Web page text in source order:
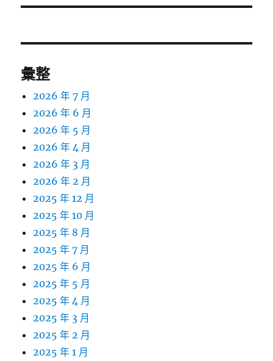
文
彙整
2026 年 7 月
2026 年 6 月
2026 年 5 月
2026 年 4 月
2026 年 3 月
2026 年 2 月
2025 年 12 月
2025 年 10 月
2025 年 8 月
2025 年 7 月
2025 年 6 月
2025 年 5 月
2025 年 4 月
2025 年 3 月
2025 年 2 月
2025 年 1 月